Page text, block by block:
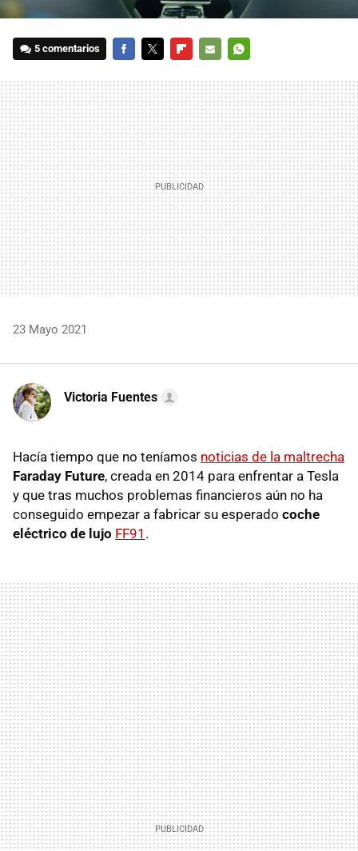
5 comentarios
MAIL
23 Mayo 2021
Victoria Fuentes
Hacía tiempo que no teníamos noticias de la maltrecha
Faraday Future, creada en 2014 para enfrentar a Tesla
y que tras muchos problemas financieros aún no ha
conseguido empezar a fabricar su esperado coche
eléctrico de lujo FF91 .